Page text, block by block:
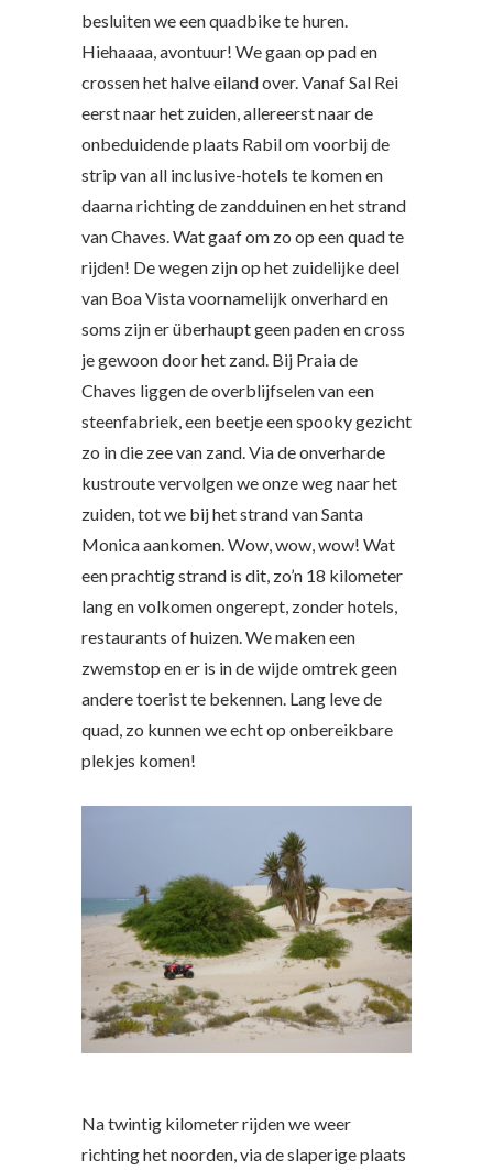
besluiten we een quadbike te huren.
Hiehaaaa, avontuur! We gaan op pad en
crossen het halve eiland over. Vanaf Sal Rei
eerst naar het zuiden, allereerst naar de
onbeduidende plaats Rabil om voorbij de
strip van all inclusive-hotels te komen en
daarna richting de zandduinen en het strand
van Chaves. Wat gaaf om zo op een quad te
rijden! De wegen zijn op het zuidelijke deel
van Boa Vista voornamelijk onverhard en
soms zijn er überhaupt geen paden en cross
je gewoon door het zand. Bij Praia de
Chaves liggen de overblijfselen van een
steenfabriek, een beetje een spooky gezicht
zo in die zee van zand. Via de onverharde
kustroute vervolgen we onze weg naar het
zuiden, tot we bij het strand van Santa
Monica aankomen. Wow, wow, wow! Wat
een prachtig strand is dit, zo’n 18 kilometer
lang en volkomen ongerept, zonder hotels,
restaurants of huizen. We maken een
zwemstop en er is in de wijde omtrek geen
andere toerist te bekennen. Lang leve de
quad, zo kunnen we echt op onbereikbare
plekjes komen!
Na twintig kilometer rijden we weer
richting het noorden, via de slaperige plaats